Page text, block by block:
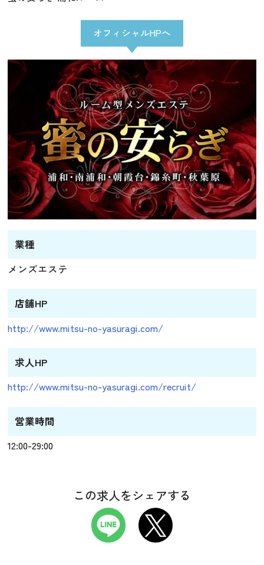
業種
メンズエステ
店舗HP
http://www.mitsu-no-yasuragi.com/
求人HP
http://www.mitsu-no-yasuragi.com/recruit/
営業時間
12:00-29:00
オフィシャルHPへ
この求人をシェアする